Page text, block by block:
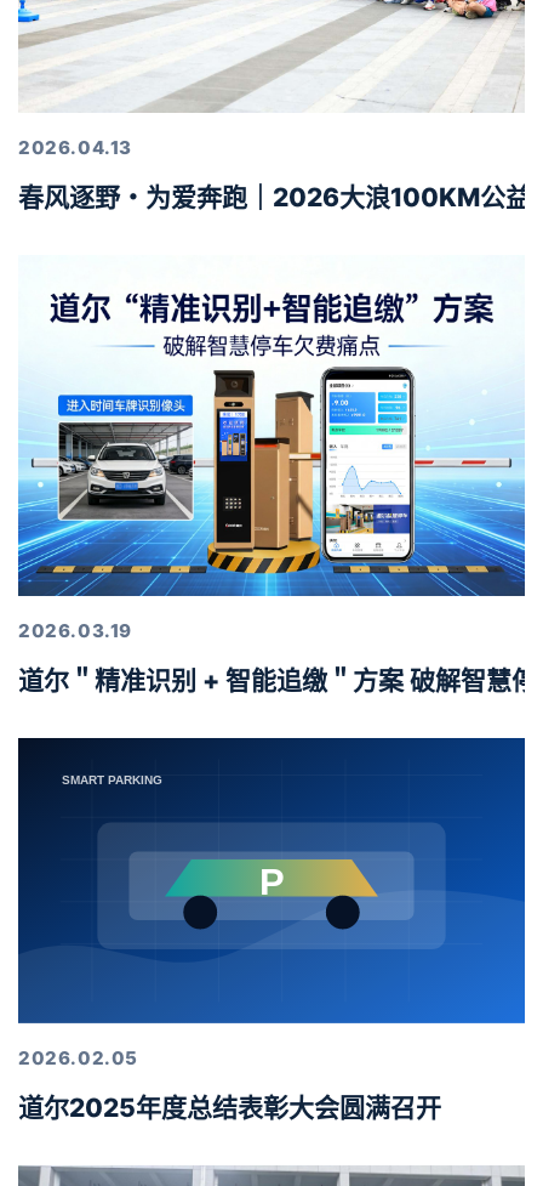
2026.04.13
春风逐野・为爱奔跑｜2026大浪100KM公益
2026.03.19
道尔＂精准识别 + 智能追缴＂方案 破解智慧
2026.02.05
道尔2025年度总结表彰大会圆满召开